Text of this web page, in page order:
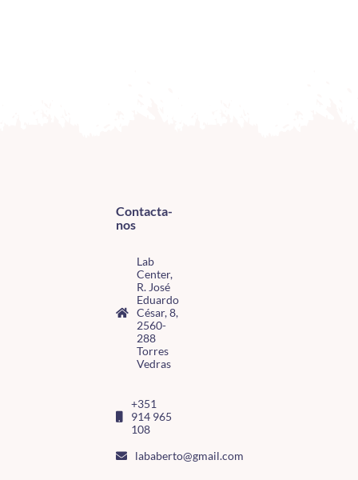
Contacta-
nos
Lab
Center,
R. José
Eduardo
César, 8,
2560-
288
Torres
Vedras
+351
914 965
108
lababerto@gmail.com